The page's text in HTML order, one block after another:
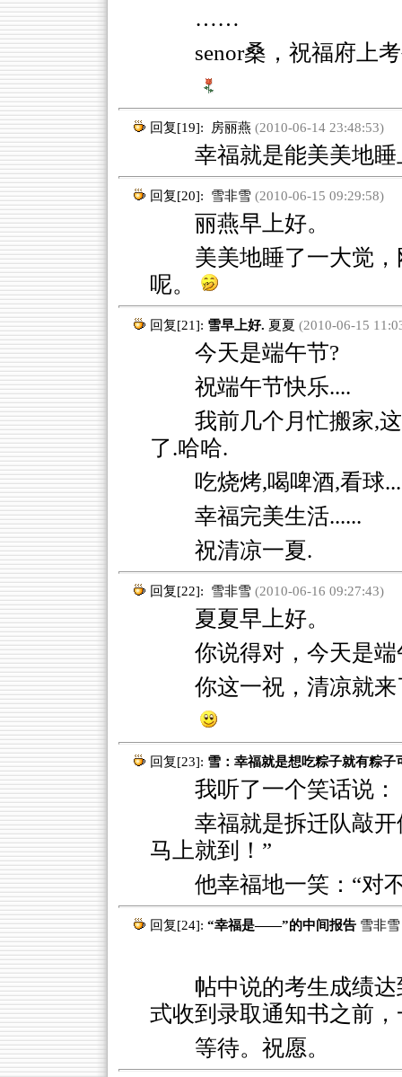
……
senor桑，祝福府上
回复[19]: 房丽燕 (2010-06-14 23:48:53)
幸福就是能美美地睡
回复[20]: 雪非雪(2010-06-15 09:29:58)
丽燕早上好。
美美地睡了一大觉
呢。
回复[21]: 雪早上好. 夏夏 (2010-06-15
今天是端午节?
祝端午节快乐....
我前几个月忙搬家,
了.哈哈.
吃烧烤,喝啤酒,看球
幸福完美生活......
祝清凉一夏.
回复[22]: 雪非雪(2010-06-16 09:27:43)
夏夏早上好。
你说得对，今天是端
你这一祝，清凉就
回复[23]: 雪：幸福就是想吃粽子就有粽子
我听了一个笑话说：
幸福就是拆迁队敲
马上就到！”
他幸福地一笑：“对
回复[24]: “幸福是——”的中间报告 雪非雪
帖中说的考生成绩
式收到录取通知书之前
等待。祝愿。